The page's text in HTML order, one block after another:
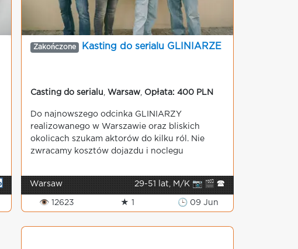
Zakończone Kasting do serialu GLINIARZE
Casting do serialu Warsaw Opłata: 400 PLN
Do najnowszego odcinka GLINIARZY
realizowanego w Warszawie oraz bliskich
okolicach szukam aktorów do kilku ról. Nie
zwracamy kosztów dojazdu i noclegu
Warsaw 29-51 lat, M/K 📷 🎬 🕿
👁 12623 ★ 1 🕒 09 Jun